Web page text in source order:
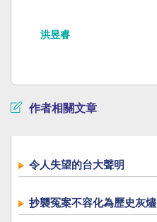
洪昱睿
作者相關文章
令人失望的台大聲明
抄襲冤案不容化為歷史灰燼